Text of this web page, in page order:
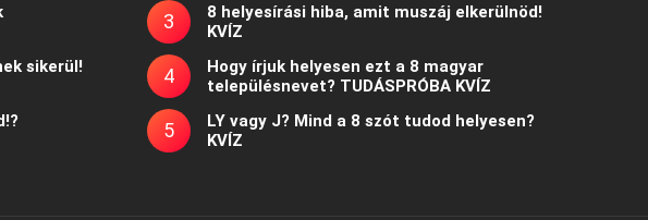
sikerül!
8 helyesírási hiba, amit muszáj elkerülnöd!
KVÍZ
Hogy írjuk helyesen ezt a 8 magyar
településnevet? TUDÁSPRÓBA KVÍZ
LY vagy J? Mind a 8 szót tudod helyesen?
KVÍZ